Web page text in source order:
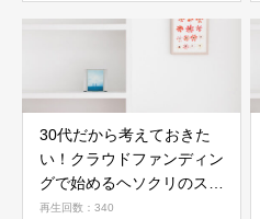
30代だから考えておきた
い！クラウドファンディン
グで始めるヘソクリのスス
メ
再生回数：340